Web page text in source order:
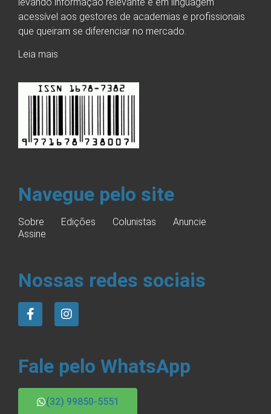
acessível aos gestores de academias e profissionais
que queiram se diferenciar no mercado.
Leia mais
Navegue pelo site
Sobre Edições Colunistas
Anuncie
Assine
Nossas redes sociais
Fale pelo WhatsApp
(32) 99850-5551